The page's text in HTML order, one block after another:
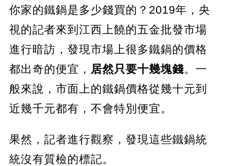
你家的鐵鍋是多少錢買的？2019年，央
視的記者來到江西上饒的五金批發市場
進行暗訪，發現市場上很多鐵鍋的價格
都出奇的便宜， 居然只要十幾塊錢。一
般來說，市面上的鐵鍋價格從幾十元到
近幾千元都有，不會特別便宜。
果然，記者進行觀察，發現這些鐵鍋統
統沒有質檢的標記。